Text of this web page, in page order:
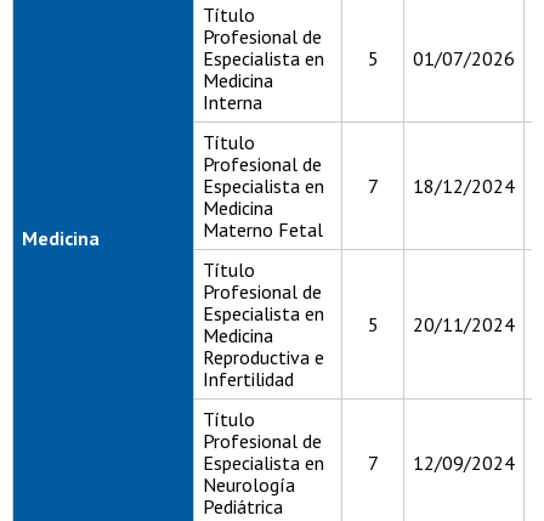
Medicina
Título
Profesional de
Especialista en
Medicina
Interna
5 01/07/2026
Título
Profesional de
Especialista en
Medicina
Materno Fetal
7 18/12/2024
Título
Profesional de
Especialista en
Medicina
Reproductiva e
Infertilidad
5 20/11/2024
Título
Profesional de
Especialista en
Neurología
Pediátrica
7 12/09/2024